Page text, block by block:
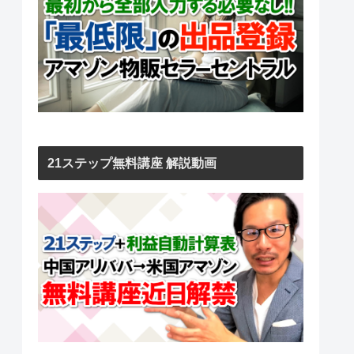
21ステップ無料講座 解説動画